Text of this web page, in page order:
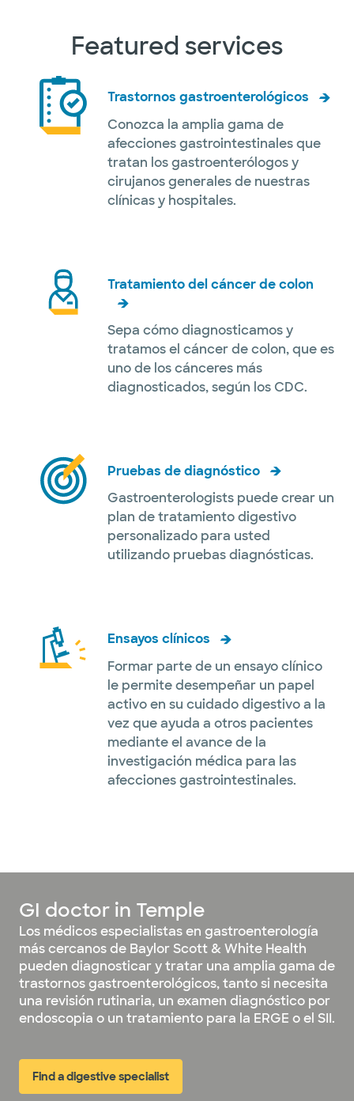
Featured services
Trastornos gastroenterológicos
Conozca la amplia gama de
afecciones gastrointestinales que
tratan los gastroenterólogos y
cirujanos generales de nuestras
clínicas y hospitales.
Tratamiento del cáncer de colon
Sepa cómo diagnosticamos y
tratamos el cáncer de colon, que es
uno de los cánceres más
diagnosticados, según los CDC.
Pruebas de diagnóstico
Gastroenterologists puede crear un
plan de tratamiento digestivo
personalizado para usted
utilizando pruebas diagnósticas.
Ensayos clínicos
Formar parte de un ensayo clínico
le permite desempeñar un papel
activo en su cuidado digestivo a la
vez que ayuda a otros pacientes
mediante el avance de la
investigación médica para las
afecciones gastrointestinales.
GI doctor in Temple
Los médicos especialistas en gastroenterología
más cercanos de Baylor Scott & White Health
pueden diagnosticar y tratar una amplia gama de
trastornos gastroenterológicos, tanto si necesita
una revisión rutinaria, un examen diagnóstico por
endoscopia o un tratamiento para la ERGE o el SII.
Find a digestive specialist